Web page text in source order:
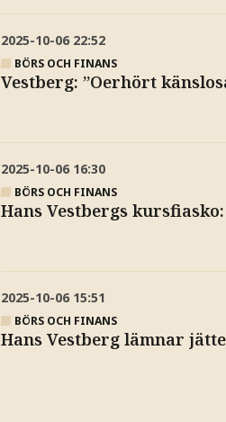
2025-10-06 22:52
BÖRS OCH FINANS
Vestberg: ”Oerhört
2025-10-06 16:30
BÖRS OCH FINANS
Hans Vestbergs
2025-10-06 15:51
BÖRS OCH FINANS
Hans Vestberg lämnar